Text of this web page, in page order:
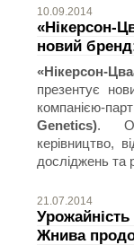
10.09.2014
«Нікерсон-
новий
«Нікерсон-
презентує
компанією-
Genetics).
керівництво,
досліджень та
21.07.2014
Жнива